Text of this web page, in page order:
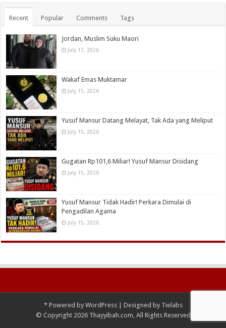
Recent Popular Comments Tags
Jordan, Muslim Suku Maori
July 17, 2026
Wakaf Emas Muktamar
July 15, 2026
Yusuf Mansur Datang Melayat, Tak Ada yang Meliput
July 15, 2026
Gugatan Rp101,6 Miliar! Yusuf Mansur Disidang
July 15, 2026
Yusuf Mansur Tidak Hadir! Perkara Dimulai di
Pengadilan Agama
July 15, 2026
*Powered by WordPress| Designed by Tielabs
© Copyright 2026 Thayyibah.com, All Rights Reserved